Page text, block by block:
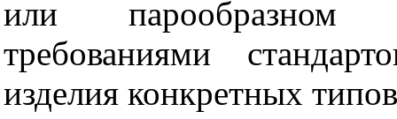
или парообразном
требованиями
изделия конкретных